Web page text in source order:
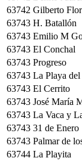
63742 Gilberto
63743 H. Batallón
63743 Emilio M
63743 El Conchal
63743 Progreso
63743 La Playa
63743 El Cerrito
63743 José María
63743 La Vaca y
63743 31 de Enero
63743 Palmar de
63744 La Playita